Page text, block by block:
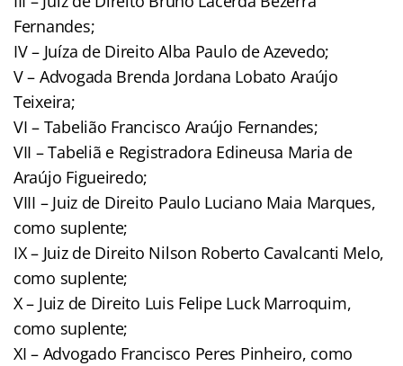
Fernandes;
IV – Juíza de Direito Alba Paulo de Azevedo;
V – Advogada Brenda Jordana Lobato Araújo
Teixeira;
VI – Tabelião Francisco Araújo Fernandes;
VII – Tabeliã e Registradora Edineusa Maria de
Araújo Figueiredo;
VIII – Juiz de Direito Paulo Luciano Maia Marques,
como suplente;
IX – Juiz de Direito Nilson Roberto Cavalcanti Melo,
como suplente;
X – Juiz de Direito Luis Felipe Luck Marroquim,
como suplente;
XI – Advogado Francisco Peres Pinheiro, como